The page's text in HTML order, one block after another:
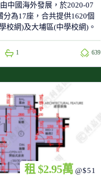
中國海外發展，於2020-07
為17座，合共提供1620個
校網)及大埔區(中學校網)。
1 639
租 $2.95萬 @$51